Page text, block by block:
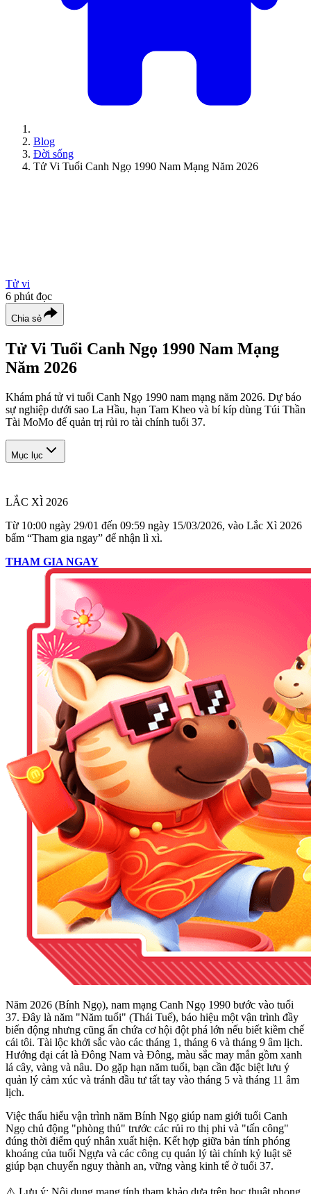
Blog
Đời sống
Tử Vi Tuổi Canh Ngọ 1990 Nam Mạng Năm 2026
Tử vi
6 phút đọc
Chia sẻ
Tử Vi Tuổi Canh Ngọ 1990 Nam Mạng
Năm 2026
Khám phá tử vi tuổi Canh Ngọ 1990 nam mạng năm 2026. Dự báo
sự nghiệp dưới sao La Hầu, hạn Tam Kheo và bí kíp dùng Túi Thần
Tài MoMo để quản trị rủi ro tài chính tuổi 37.
Mục lục
LẮC XÌ 2026
Từ 10:00 ngày 29/01 đến 09:59 ngày 15/03/2026, vào Lắc Xì 2026
bấm “Tham gia ngay” để nhận lì xì.
THAM GIA NGAY
Năm 2026 (Bính Ngọ), nam mạng Canh Ngọ 1990 bước vào tuổi
37. Đây là năm "Năm tuổi" (Thái Tuế), báo hiệu một vận trình đầy
biến động nhưng cũng ẩn chứa cơ hội đột phá lớn nếu biết kiềm chế
cái tôi. Tài lộc khởi sắc vào các tháng 1, tháng 6 và tháng 9 âm lịch.
Hướng đại cát là Đông Nam và Đông, màu sắc may mắn gồm xanh
lá cây, vàng và nâu. Do gặp hạn năm tuổi, bạn cần đặc biệt lưu ý
quản lý cảm xúc và tránh đầu tư tất tay vào tháng 5 và tháng 11 âm
lịch.
Việc thấu hiểu vận trình năm Bính Ngọ giúp nam giới tuổi Canh
Ngọ chủ động "phòng thủ" trước các rủi ro thị phi và "tấn công"
đúng thời điểm quý nhân xuất hiện. Kết hợp giữa bản tính phóng
khoáng của tuổi Ngựa và các công cụ quản lý tài chính kỷ luật sẽ
giúp bạn chuyển nguy thành an, vững vàng kinh tế ở tuổi 37.
⚠️ Lưu ý: Nội dung mang tính tham khảo dựa trên học thuật phong